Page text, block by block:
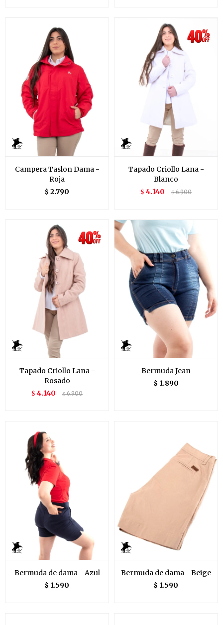
Campera Taslon Dama -
Roja
$ 2.790
Tapado Criollo Lana -
Blanco
$ 4.140 $6.900
Tapado Criollo Lana -
Rosado
$ 4.140 $6.900
Bermuda Jean
$ 1.890
Bermuda de dama - Azul
$ 1.590
Bermuda de dama - Beige
$ 1.590